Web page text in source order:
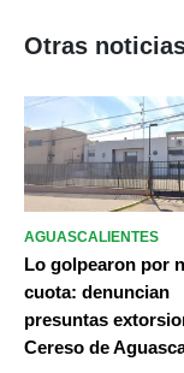
Otras
AGUASCALIENTES
Lo golpearon por
cuota: denuncian
presuntas
Cereso de